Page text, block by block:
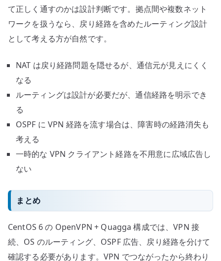
て正しく通すのかは設計判断です。拠点間や複数ネット
ワークを扱うなら、戻り経路を含めたルーティング設計
として考える方が自然です。
NAT は戻り経路問題を隠せるが、通信元が見えにくく
なる
ルーティングは設計が必要だが、通信経路を明示でき
る
OSPF に VPN 経路を流す場合は、障害時の経路消失も
考える
一時的な VPN クライアント経路を不用意に広域広告し
ない
まとめ
CentOS 6 の OpenVPN + Quagga 構成では、VPN 接
続、OS のルーティング、OSPF 広告、戻り経路を分けて
確認する必要があります。VPN でつながったから終わり